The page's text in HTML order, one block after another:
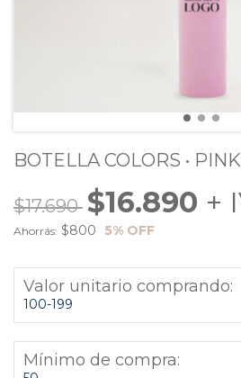
BOTELLA COLORS • PINK
$17.690 $16.890
Ahorrás: $800 5% OFF
Valor unitario comprando:
100-199
Mínimo de compra: